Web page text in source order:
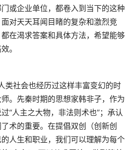
或企业单位，都卷入到当下的这种
对天天耳闻目睹的复杂和激烈竞
在渴求答案和具体方法，希望能够
。
。先秦时期的思想家韩非子，作为
“人主之大物，非法则术也”；承认
术的重要。在提倡双创（创新创
人生和职业，我们可以理解为每个